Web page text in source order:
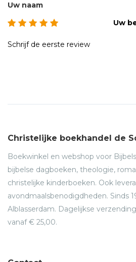
Uw naam
Uw
Schrijf de eerste review
Christelijke boekhandel de
Boekwinkel en webshop voor
bijbelse dagboeken, theologie,
christelijke kinderboeken. Ook
avondmaalsbenodigdheden. Sinds
Alblasserdam. Dagelijkse
vanaf € 25,00.